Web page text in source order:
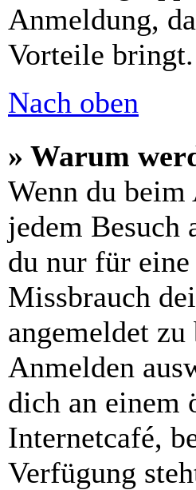
Anmeldung,
Vorteile bringt.
Nach oben
» Warum
Wenn du
jedem Besuch
du nur für
Missbrauch
angemeldet
Anmelden
dich an einem
Internetcafé,
Verfügung